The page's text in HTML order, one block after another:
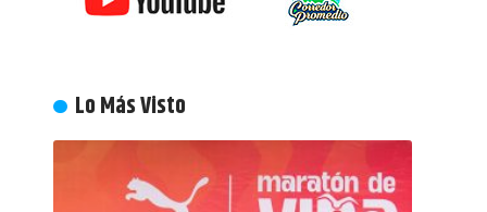
Lo Más Visto